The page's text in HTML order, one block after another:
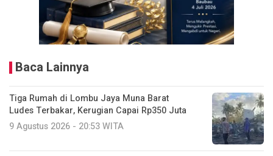
Baca Lainnya
Tiga Rumah di Lombu Jaya Muna Barat
Ludes Terbakar, Kerugian Capai Rp350 Juta
9 Agustus 2026 - 20:53 WITA